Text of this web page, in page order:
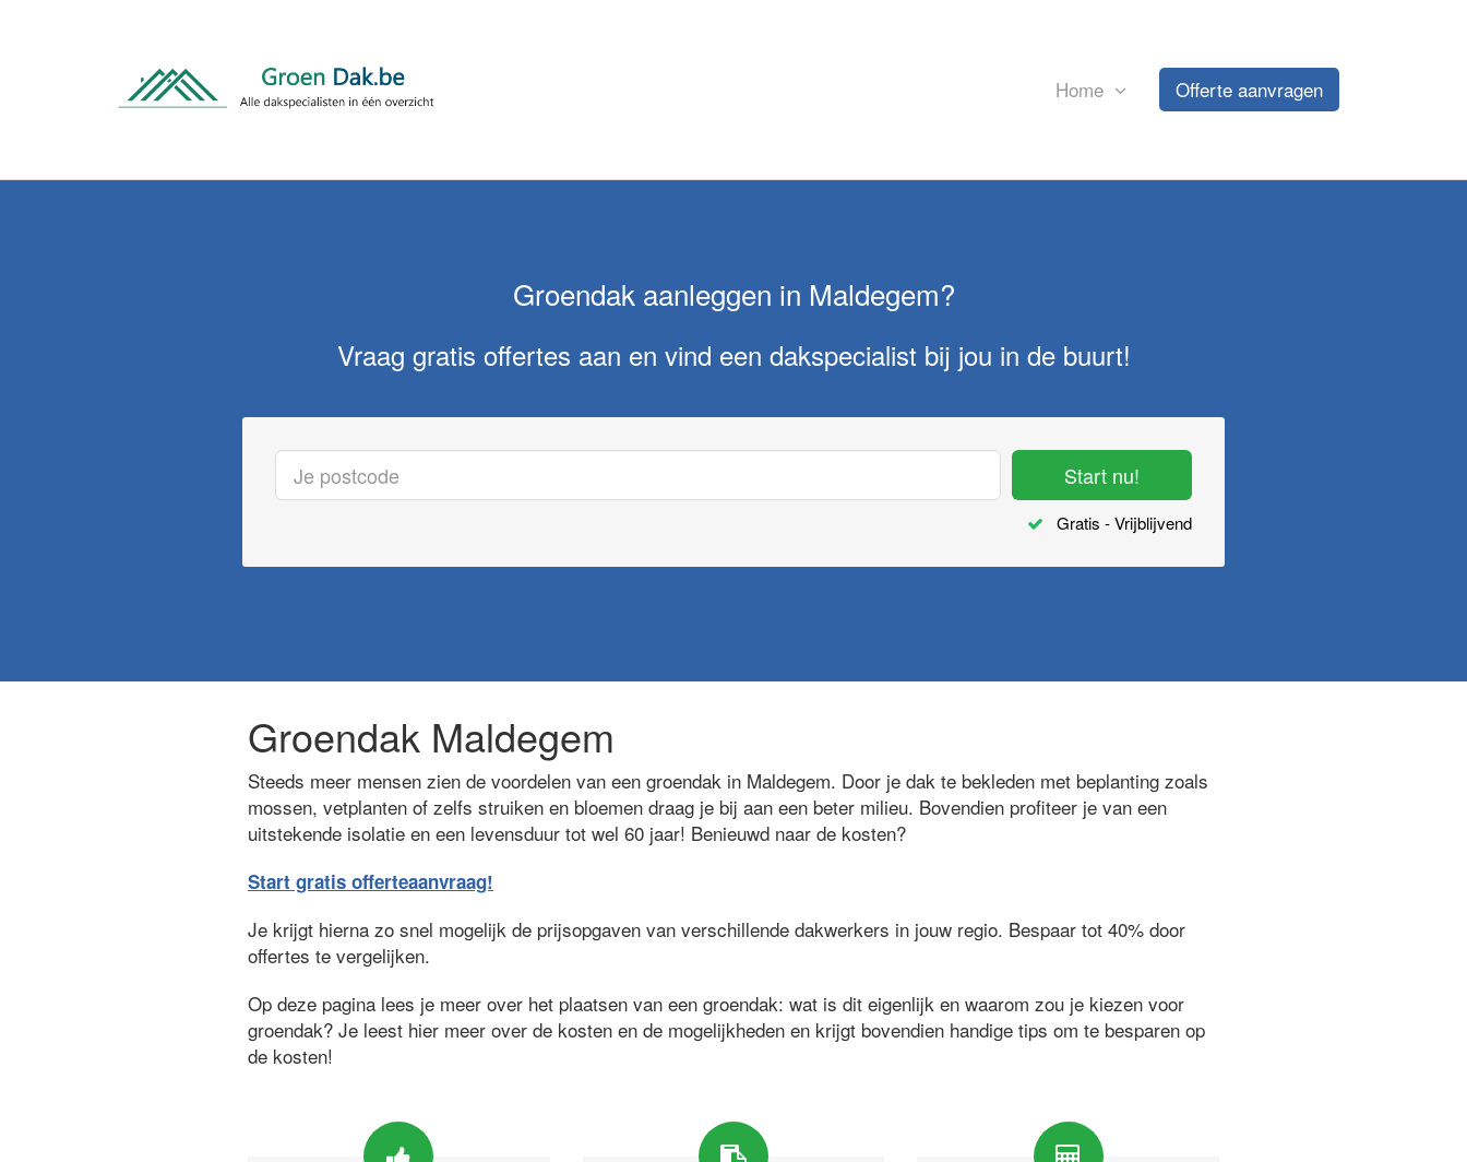
Home Offerte aanvragen
Groendak aanleggen in Maldegem?
Vraag gratis offertes aan en vind een dakspecialist bij jou in de buurt!
Start nu!
Gratis - Vrijblijvend
Groendak Maldegem
Steeds meer mensen zien de voordelen van een groendak in Maldegem. Door je dak te bekleden met beplanting zoals
mossen, vetplanten of zelfs struiken en bloemen draag je bij aan een beter milieu. Bovendien profiteer je van een
uitstekende isolatie en een levensduur tot wel 60 jaar! Benieuwd naar de kosten?
Start gratis offerteaanvraag!
Je krijgt hierna zo snel mogelijk de prijsopgaven van verschillende dakwerkers in jouw regio. Bespaar tot 40% door
offertes te vergelijken.
Op deze pagina lees je meer over het plaatsen van een groendak: wat is dit eigenlijk en waarom zou je kiezen voor
groendak? Je leest hier meer over de kosten en de mogelijkheden en krijgt bovendien handige tips om te besparen op
de kosten!